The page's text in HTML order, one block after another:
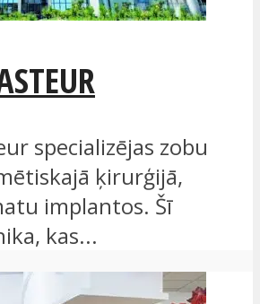
specializējas zobu
ķirurģijā,
implantos. Šī
kas...